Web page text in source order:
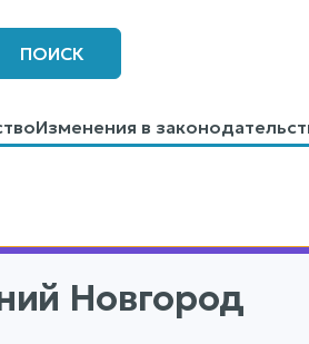
ПОИСК
Изменения в
Новгород